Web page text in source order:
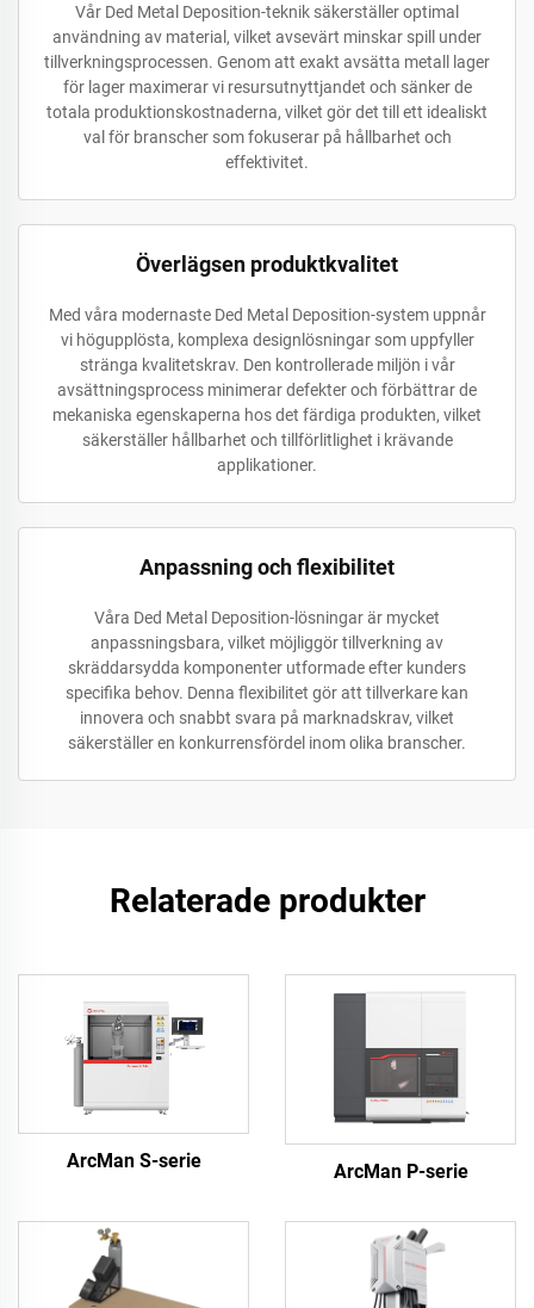
Vår Ded Metal Deposition-teknik säkerställer optimal
användning av material, vilket avsevärt minskar spill under
tillverkningsprocessen. Genom att exakt avsätta metall lager
för lager maximerar vi resursutnyttjandet och sänker de
totala produktionskostnaderna, vilket gör det till ett idealiskt
val för branscher som fokuserar på hållbarhet och
effektivitet.
Överlägsen produktkvalitet
Med våra modernaste Ded Metal Deposition-system uppnår
vi högupplösta, komplexa designlösningar som uppfyller
stränga kvalitetskrav. Den kontrollerade miljön i vår
avsättningsprocess minimerar defekter och förbättrar de
mekaniska egenskaperna hos det färdiga produkten, vilket
säkerställer hållbarhet och tillförlitlighet i krävande
applikationer.
Anpassning och flexibilitet
Våra Ded Metal Deposition-lösningar är mycket
anpassningsbara, vilket möjliggör tillverkning av
skräddarsydda komponenter utformade efter kunders
specifika behov. Denna flexibilitet gör att tillverkare kan
innovera och snabbt svara på marknadskrav, vilket
säkerställer en konkurrensfördel inom olika branscher.
Relaterade produkter
ArcMan S-serie ArcMan P-serie